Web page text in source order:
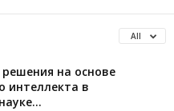
All
решения на основе
интеллекта в